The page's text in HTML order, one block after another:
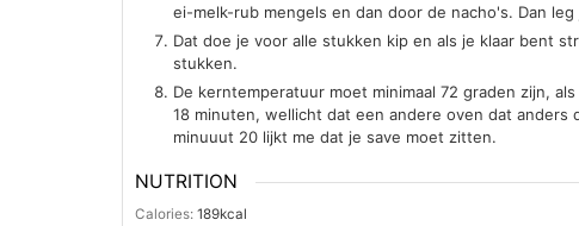
ei-melk-rub mengels en dan door de nacho's. Dan
Dat doe je voor alle stukken kip en als je klaar bent
stukken.
De kerntemperatuur moet minimaal 72 graden zijn,
18 minuten, wellicht dat een andere oven dat anders
minuuut 20 lijkt me dat je save moet zitten.
NUTRITION
Calories: 189kcal